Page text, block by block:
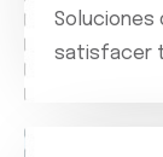
Soluciones
satisfacer